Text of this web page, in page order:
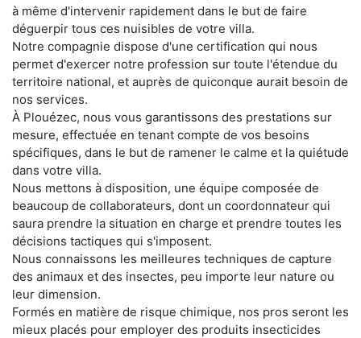
à même d'intervenir rapidement dans le but de faire
déguerpir tous ces nuisibles de votre villa.
Notre compagnie dispose d'une certification qui nous
permet d'exercer notre profession sur toute l'étendue du
territoire national, et auprès de quiconque aurait besoin de
nos services.
À Plouézec, nous vous garantissons des prestations sur
mesure, effectuée en tenant compte de vos besoins
spécifiques, dans le but de ramener le calme et la quiétude
dans votre villa.
Nous mettons à disposition, une équipe composée de
beaucoup de collaborateurs, dont un coordonnateur qui
saura prendre la situation en charge et prendre toutes les
décisions tactiques qui s'imposent.
Nous connaissons les meilleures techniques de capture
des animaux et des insectes, peu importe leur nature ou
leur dimension.
Formés en matière de risque chimique, nos pros seront les
mieux placés pour employer des produits insecticides